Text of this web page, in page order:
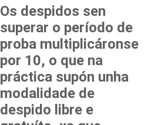
Os despidos sen
superar o período de
proba multiplicáronse
por 10, o que na
práctica supón unha
modalidade de
despido libre e